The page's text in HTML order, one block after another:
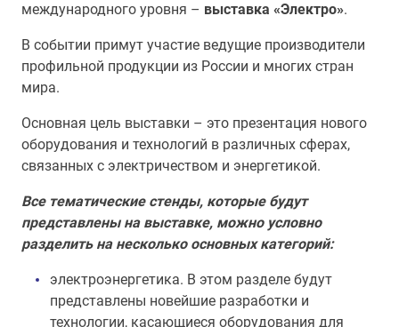
международного уровня – выставка «Электро».
В событии примут участие ведущие производители
профильной продукции из России и многих стран
мира.
Основная цель выставки – это презентация нового
оборудования и технологий в различных сферах,
связанных с электричеством и энергетикой.
Все тематические стенды, которые будут
представлены на выставке, можно условно
разделить на несколько основных категорий:
электроэнергетика. В этом разделе будут
представлены новейшие разработки и
технологии, касающиеся оборудования для